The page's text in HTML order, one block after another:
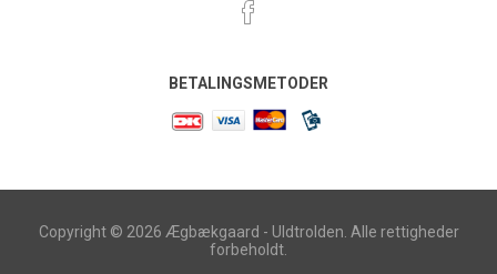
BETALINGSMETODER
Copyright © 2026 Ægbækgaard - Uldtrolden. Alle rettigheder
forbeholdt.